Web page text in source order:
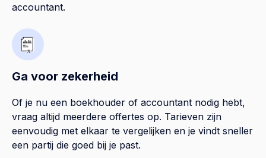
accountant.
Ga voor zekerheid
Of je nu een boekhouder of accountant nodig hebt,
vraag altijd meerdere offertes op. Tarieven zijn
eenvoudig met elkaar te vergelijken en je vindt sneller
een partij die goed bij je past.